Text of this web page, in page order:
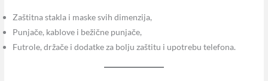
Zaštitna stakla i maske svih dimenzija,
Punjače, kablove i bežične punjače,
Futrole, držače i dodatke za bolju zaštitu i upotrebu telefona.